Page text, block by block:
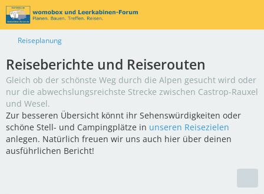
Reiseplanung
Reiseberichte und Reiserouten
Gleich ob der schönste Weg durch die Alpen gesucht wird oder
nur die abwechslungsreichste Strecke zwischen Castrop-Rauxel
und Wesel.
Zur besseren Übersicht könnt ihr Sehenswürdigkeiten oder
schöne Stell- und Campingplätze in unseren Reisezielen
anlegen. Natürlich freuen wir uns auch hier über deinen
ausführlichen Bericht!